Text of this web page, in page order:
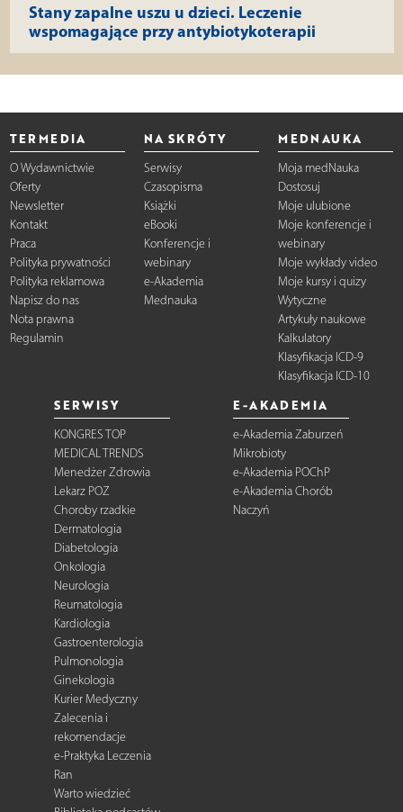
Stany zapalne uszu u dzieci. Leczenie
wspomagające przy antybiotykoterapii
TERMEDIA
O Wydawnictwie
Oferty
Newsletter
Kontakt
Praca
Polityka prywatności
Polityka reklamowa
Napisz do nas
Nota prawna
Regulamin
NA SKRÓTY
Serwisy
Czasopisma
Książki
eBooki
Konferencje i
webinary
e-Akademia
Mednauka
MEDNAUKA
Moja medNauka
Dostosuj
Moje ulubione
Moje konferencje i
webinary
Moje wykłady video
Moje kursy i quizy
Wytyczne
Artykuły naukowe
Kalkulatory
Klasyfikacja ICD-9
Klasyfikacja ICD-10
SERWISY
KONGRES TOP
MEDICAL TRENDS
Menedżer Zdrowia
Lekarz POZ
Choroby rzadkie
Dermatologia
Diabetologia
Onkologia
Neurologia
Reumatologia
Kardiologia
Gastroenterologia
Pulmonologia
Ginekologia
Kurier Medyczny
Zalecenia i
rekomendacje
e-Praktyka Leczenia
Ran
Warto wiedzieć
E-AKADEMIA
e-Akademia Zaburzeń
Mikrobioty
e-Akademia POChP
e-Akademia Chorób
Naczyń